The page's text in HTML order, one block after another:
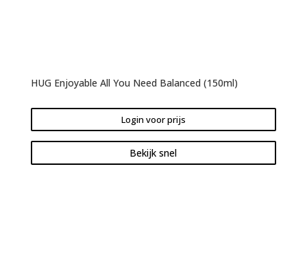
HUG Enjoyable All You Need Balanced (150ml)
Login voor prijs
Bekijk snel